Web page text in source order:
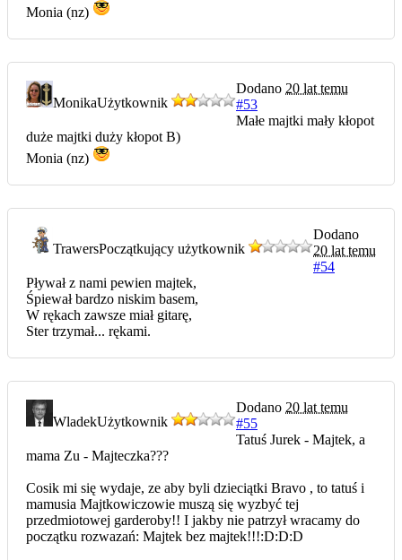
Monia (nz)
MonikaUżytkownik
Dodano 20 lat temu
#53
Małe majtki mały kłopot
duże majtki duży kłopot B)
Monia (nz)
TrawersPoczątkujący użytkownik
Dodano
20 lat temu
#54
Pływał z nami pewien majtek,
Śpiewał bardzo niskim basem,
W rękach zawsze miał gitarę,
Ster trzymał... rękami.
WladekUżytkownik
Dodano 20 lat temu
#55
Tatuś Jurek - Majtek, a
mama Zu - Majteczka???
Cosik mi się wydaje, ze aby byli dzieciątki Bravo , to tatuś i
mamusia Majtkowiczowie muszą się wyzbyć tej
przedmiotowej garderoby!! I jakby nie patrzył wracamy do
początku rozwazań: Majtek bez majtek!!!:D:D:D